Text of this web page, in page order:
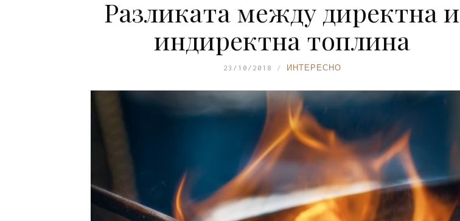
Разликата между директна и
индиректна топлина
23/10/2018 ИНТЕРЕСНО